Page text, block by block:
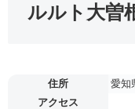
ルルト大曽
住所
愛知
アクセス